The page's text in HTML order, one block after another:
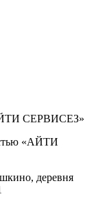
СЕРВИСЕЗ»
«АЙТИ
деревня